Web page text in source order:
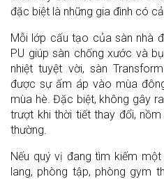
đặc biệt là những gia đình có
Mỗi lớp cấu tạo của sàn nhà
PU giúp sàn chống xước và
nhiệt tuyệt vời, sàn
được sự ấm áp vào mùa
mùa hè. Đặc biệt, không gây
trượt khi thời tiết thay đổi,
thường.
Nếu quý vị đang tìm kiếm
lang, phòng tập, phòng gym